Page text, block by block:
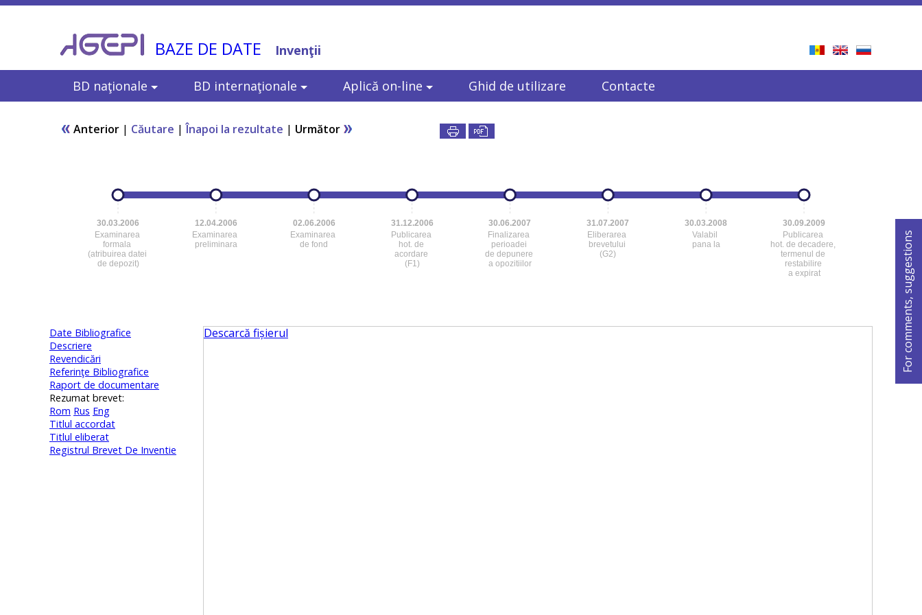
For comments, suggestions
BAZE DE DATE Invenţii
BD naţionale BD internaţionale Aplică on-line Ghid de utilizare Contacte
Anterior | Căutare |Înapoi la rezultate | Următor
30.03.2006
Examinarea
formala
(atribuirea datei
de depozit)
12.04.2006
Examinarea
preliminara
02.06.2006
Examinarea
de fond
31.12.2006
Publicarea
hot. de
acordare
(F1)
30.06.2007
Finalizarea
perioadei
de depunere
a opozitiilor
31.07.2007
Eliberarea
brevetului
(G2)
30.03.2008
Valabil
pana la
30.09.2009
Publicarea
hot. de decadere,
termenul de
restabilire
a expirat
Date Bibliografice
Descriere
Revendicări
Referinţe Bibliografice
Raport de documentare
Rezumat brevet:
Rom Rus Eng
Titlul accordat
Titlul eliberat
Registrul Brevet De Inventie
Descarcă fișierul